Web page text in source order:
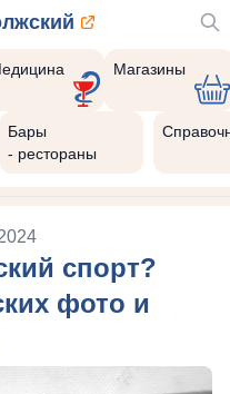
Магазины
Бары
- рестораны
спорт?
фото и